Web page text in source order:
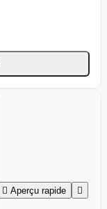
 Aperçu rapide 